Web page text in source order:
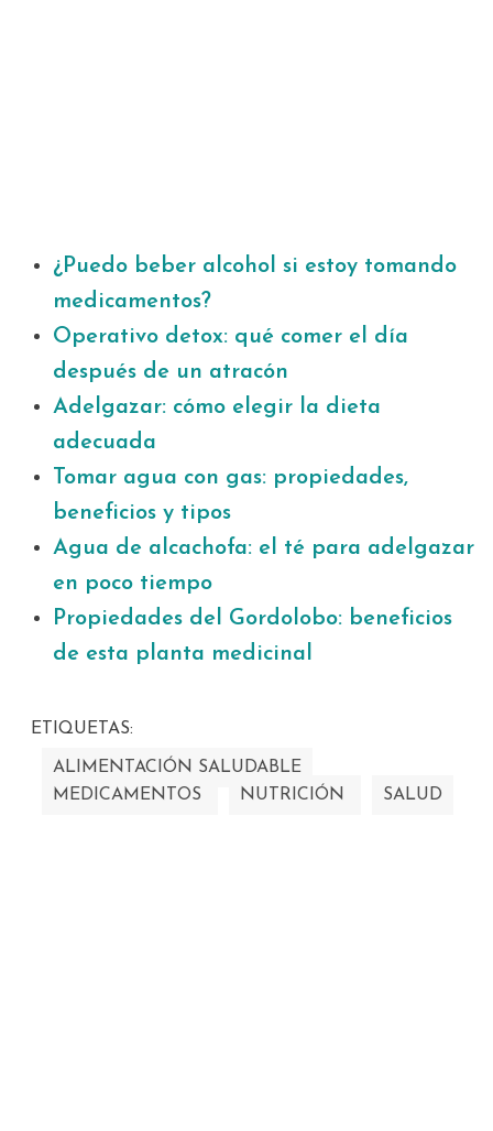
¿Puedo beber alcohol si estoy tomando
medicamentos?
Operativo detox: qué comer el día
después de un atracón
Adelgazar: cómo elegir la dieta
adecuada
Tomar agua con gas: propiedades,
beneficios y tipos
Agua de alcachofa: el té para adelgazar
en poco tiempo
Propiedades del Gordolobo: beneficios
de esta planta medicinal
ETIQUETAS:
ALIMENTACIÓN SALUDABLE
MEDICAMENTOS
NUTRICIÓN SALUD